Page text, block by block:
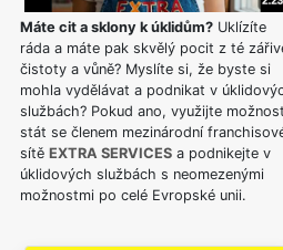
Máte cit a sklony k úklidům?Uklízíte
ráda a máte pak skvělý pocit z té
čistoty a vůně? Myslíte si, že byste si
mohla vydělávat a podnikat v
službách? Pokud ano, využijte
stát se členem mezinárodní
sítě EXTRA SERVICESa podnikejte v
úklidových službách s neomezenými
možnostmi po celé Evropské unii.